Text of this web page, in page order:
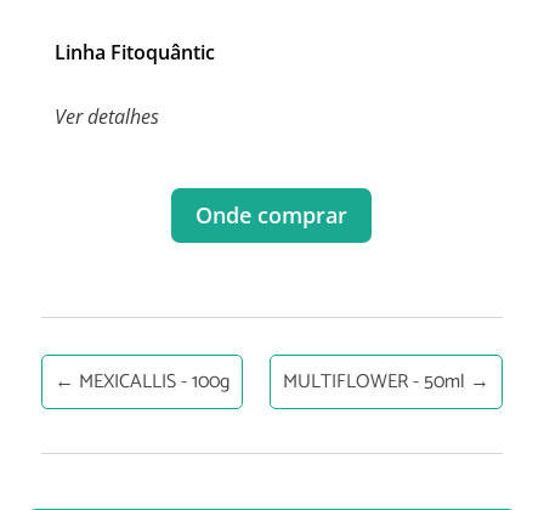
Linha Fitoquântic
Ver detalhes
Onde comprar
← MEXICALLIS - 100g MULTIFLOWER - 50ml →